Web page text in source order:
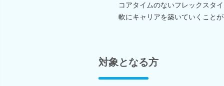
コアタイムのないフレックスタ
軟にキャリアを築いていくこと
対象となる方